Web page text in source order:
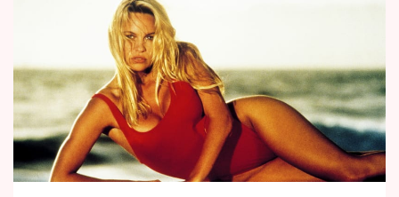
Horoskopy
Sledujte prima+
Filmový festival Karlovy Vary